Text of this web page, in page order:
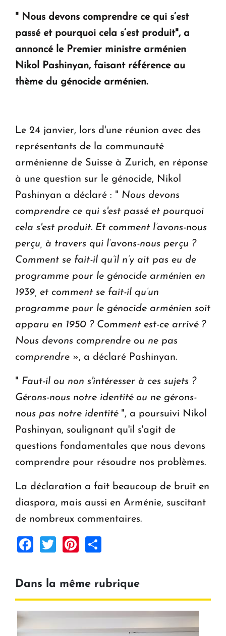
" Tant qu'il n'existe pas d'alternative concrète, la
question d'un référendum ne se pose pas. "
en Arménie
" Nous devons comprendre ce qui s’est
passé et pourquoi cela s’est produit", a
annoncé le Premier ministre arménien
Nikol Pashinyan, faisant référence au
thème du génocide arménien.
Le 24 janvier, lors d'une réunion avec des
représentants de la communauté
arménienne de Suisse à Zurich, en réponse
à une question sur le génocide, Nikol
Pashinyan a déclaré : " Nous devons
comprendre ce qui s'est passé et pourquoi
cela s'est produit. Et comment l’avons-nous
perçu, à travers qui l’avons-nous perçu ?
Comment se fait-il qu’il n’y ait pas eu de
programme pour le génocide arménien en
1939, et comment se fait-il qu’un
programme pour le génocide arménien soit
apparu en 1950 ? Comment est-ce arrivé ?
Nous devons comprendre ou ne pas
comprendre », a déclaré Pashinyan.
" Faut-il ou non s'intéresser à ces sujets ?
Gérons-nous notre identité ou ne gérons-
nous pas notre identité", a poursuivi Nikol
Pashinyan, soulignant qu'il s'agit de
questions fondamentales que nous devons
comprendre pour résoudre nos problèmes.
La déclaration a fait beaucoup de bruit en
diaspora, mais aussi en Arménie, suscitant
de nombreux commentaires.
Facebook
TwitterPinterest
Dans la même rubrique